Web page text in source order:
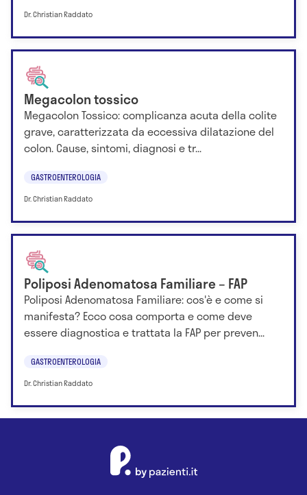
Dr. Christian Raddato
Megacolon tossico
Megacolon Tossico: complicanza acuta della colite
grave, caratterizzata da eccessiva dilatazione del
colon. Cause, sintomi, diagnosi e tr...
GASTROENTEROLOGIA
Dr. Christian Raddato
Poliposi Adenomatosa Familiare – FAP
Poliposi Adenomatosa Familiare: cos'è e come si
manifesta? Ecco cosa comporta e come deve
essere diagnostica e trattata la FAP per preven...
GASTROENTEROLOGIA
Dr. Christian Raddato